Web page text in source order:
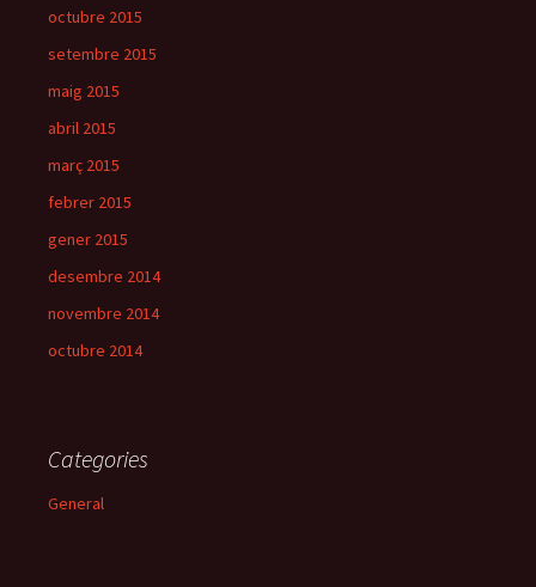
octubre 2015
setembre 2015
maig 2015
abril 2015
març 2015
febrer 2015
gener 2015
desembre 2014
novembre 2014
octubre 2014
Categories
General